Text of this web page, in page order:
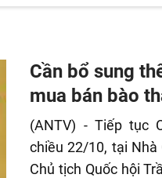
Cần bổ sung
mua bán bào
(ANTV) - Tiếp tục
chiều 22/10, tại Nhà
Chủ tịch Quốc hội